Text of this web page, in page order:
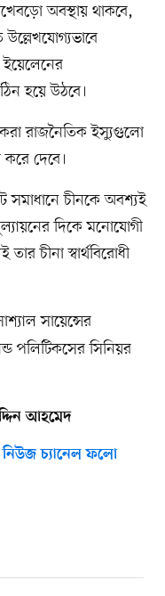
অবস্থায় থাকবে,
হয়ে উঠবে।
করা রাজনৈতিক ইস্যুগুলো
দেবে।
সমাধানে চীনকে অবশ্যই
দিকে মনোযোগী
চীনা স্বার্থবিরোধী
সায়েন্সের
পলিটিকসের সিনিয়র
আহমেদ
চ্যানেল ফলো